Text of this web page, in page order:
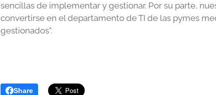
sencillas de implementar y gestionar. Por su parte,
convertirse en el departamento de TI de las pymes
gestionados".
Share